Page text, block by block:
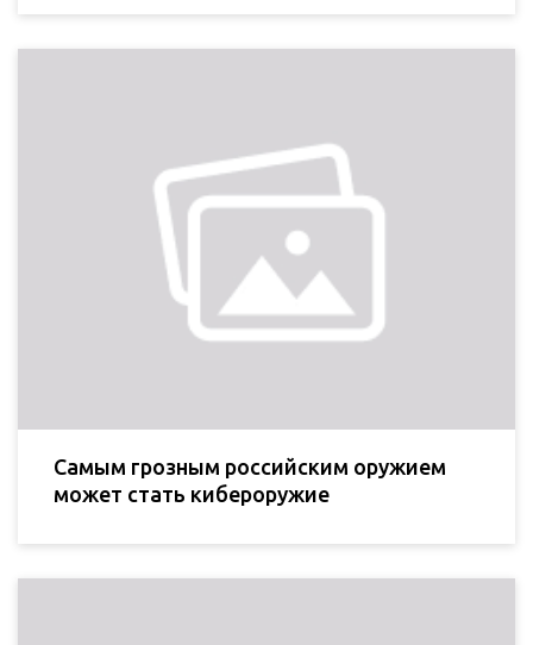
Самым грозным российским оружием
может стать кибероружие